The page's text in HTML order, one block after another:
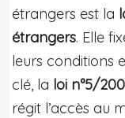
étrangers est la
étrangers. Elle
leurs conditions
clé, la loi n°5/
régit l’accès au